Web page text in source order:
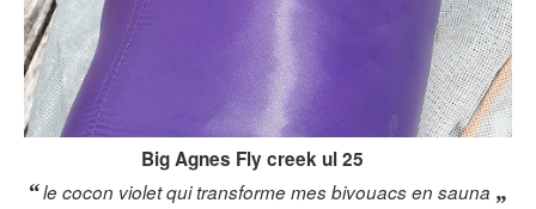
Big Agnes Fly creek ul 25
le cocon violet qui transforme mes bivouacs en sauna